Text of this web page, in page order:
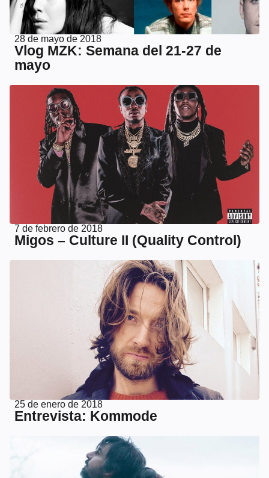
28 de mayo de 2018
Vlog MZK: Semana del 21-27 de
mayo
7 de febrero de 2018
Migos – Culture II (Quality Control)
25 de enero de 2018
Entrevista: Kommode